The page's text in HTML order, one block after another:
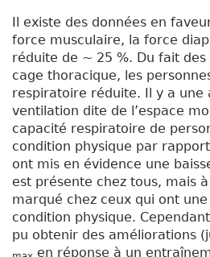
Il existe des données en
force musculaire, la force
réduite de ~ 25 %. Du fait
cage thoracique, les
respiratoire réduite. Il y a une
ventilation dite de l’espace
capacité respiratoire de
condition physique par
ont mis en évidence une
est présente chez tous, mais
marqué chez ceux qui ont
condition physique.
pu obtenir des améliorations
en réponse à un